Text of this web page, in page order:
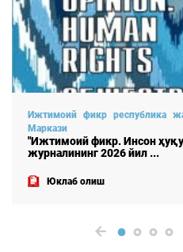
жамоатчилик фикрини ўрганиш
илмий